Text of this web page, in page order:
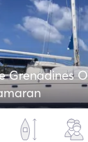
Grenadines